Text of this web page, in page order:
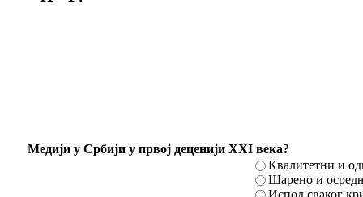
Mедији у Србији у првој деценији XXI века?
Квалитетни и
Шарено и
Испод сваког